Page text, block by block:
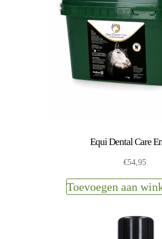
Equi Dental Care
€54,95
Toevoegen aan